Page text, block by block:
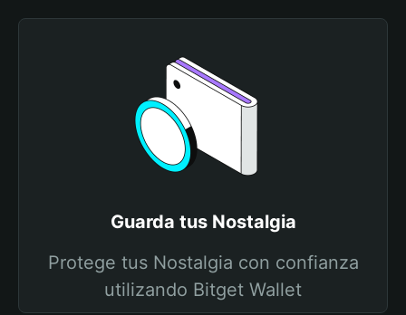
Guarda tus Nostalgia
Protege tus Nostalgia con confianza
utilizando Bitget Wallet